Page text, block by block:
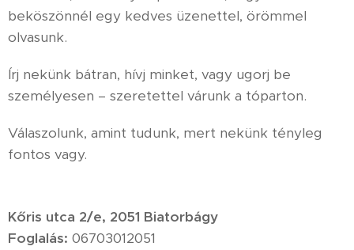
beköszönnél egy kedves üzenettel, örömmel
olvasunk.
Írj nekünk bátran, hívj minket, vagy ugorj be
személyesen – szeretettel várunk a tóparton.
Válaszolunk, amint tudunk, mert nekünk tényleg
fontos vagy. 🤍
Kőris utca 2/e, 2051 Biatorbágy
Foglalás: 06703012051